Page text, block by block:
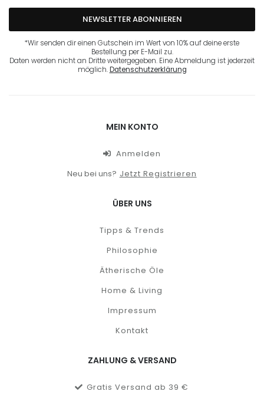
NEWSLETTER ABONNIEREN
*Wir senden dir einen Gutschein im Wert von 10% auf deine erste
Bestellung per E-Mail zu.
Daten werden nicht an Dritte weitergegeben. Eine Abmeldung ist jederzeit
möglich.Datenschutzerklärung
MEIN KONTO
Anmelden
Neu bei uns? Jetzt Registrieren
ÜBER UNS
Tipps & Trends
Philosophie
Ätherische Öle
Home & Living
Impressum
Kontakt
ZAHLUNG & VERSAND
Gratis Versand ab 39 €